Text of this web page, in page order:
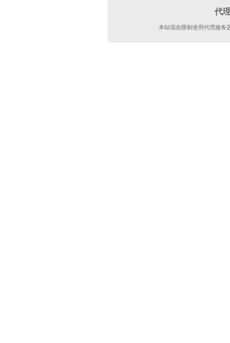
代
本站现在限制使用代理服务